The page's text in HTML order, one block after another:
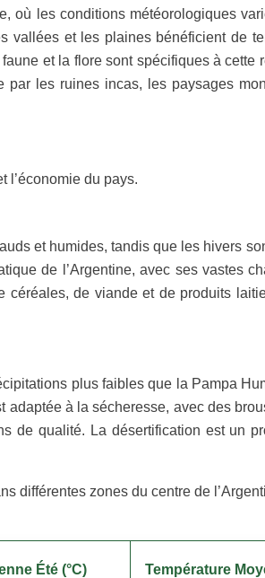
où les conditions météorologiques
vallées et les plaines bénéficient de
et la flore sont spécifiques à cette
par les ruines incas, les paysages
l’économie du pays.
et humides, tandis que les hivers
de l’Argentine, avec ses vastes
de viande et de produits
plus faibles que la Pampa
à la sécheresse, avec des
de qualité. La désertification est un
différentes zones du centre de
Été (°C) Température